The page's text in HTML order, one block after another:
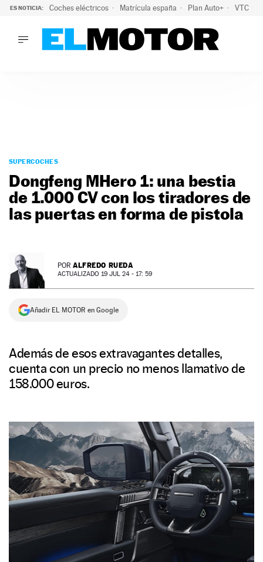
ES NOTICIA: Coches eléctricos Matrícula españa Plan Auto+ VTC
PODCAST
MOTOS
TECNOLOGÍA
SUPERCOCHES
SERVICIOS
NEWSLETTER
SÍGUENOS
SUPERCOCHES
Dongfeng MHero 1: una bestia
de 1.000 CV con los tiradores de
las puertas en forma de pistola
POR ALFREDO RUEDA
ACTUALIZADO 19 JUL 24 - 17: 59
Añadir EL MOTOR en Google
Además de esos extravagantes detalles,
cuenta con un precio no menos llamativo de
158.000 euros.